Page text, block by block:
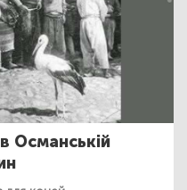
Османській